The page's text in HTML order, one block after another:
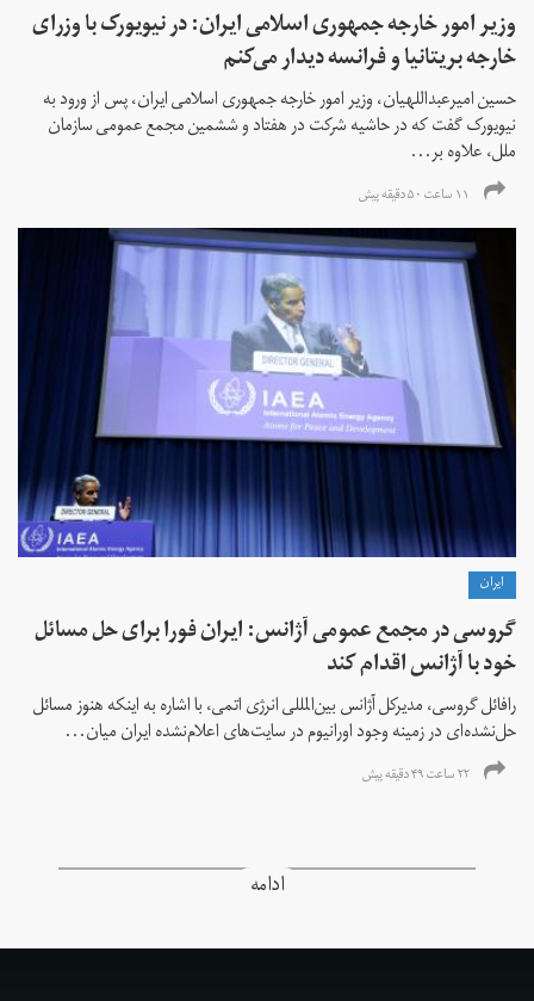
وزیر امور خارجه جمهوری اسلامی ایران: در نیویورک با وزرای
خارجه بریتانیا و فرانسه دیدار می‌کنم
حسین امیرعبداللهیان، وزیر امور خارجه جمهوری اسلامی ایران، پس از ورود به
نیویورک گفت که در حاشیه شرکت در هفتاد و ششمین مجمع عمومی سازمان
ملل، علاوه بر...
۱۱ ساعت ۵۰ دقیقه پیش
ايران
گروسی در مجمع عمومی آژانس: ایران فورا برای حل مسائل
خود با آژانس اقدام کند
رافائل گروسی، مدیرکل آژانس بین‌المللی انرژی اتمی، با اشاره به اینکه هنوز مسائل
حل‌نشده‌ای در زمینه وجود اورانیوم در سایت‌های اعلام‌نشده ایران میان...
۲۲ ساعت ۴۹ دقیقه پیش
ادامه